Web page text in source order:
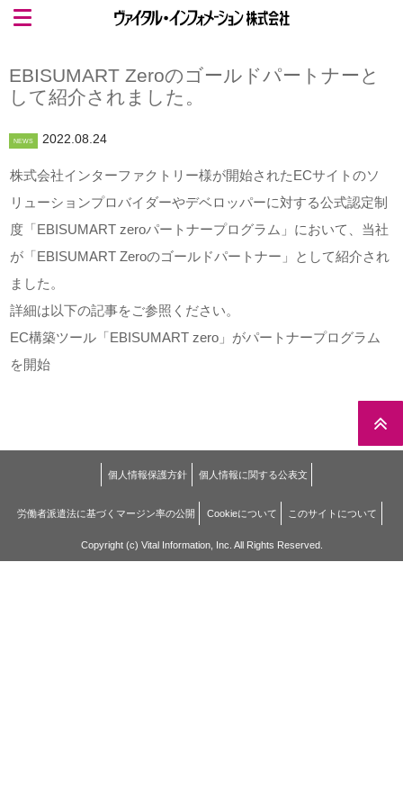
EBISUMART Zeroのゴールドパートナーと
して紹介されました。
NEWS 2022.08.24
株式会社インターファクトリー様が開始されたECサイトのソ
リューションプロバイダーやデベロッパーに対する公式認定制
度「EBISUMART zeroパートナープログラム」において、当社
が「EBISUMART Zeroのゴールドパートナー」として紹介され
ました。
詳細は以下の記事をご参照ください。
EC構築ツール「EBISUMART zero」がパートナープログラム
を開始
個人情報保護方針 個人情報に関する公表文
労働者派遣法に基づくマージン率の公開 Cookieについて このサイトについて
Copyright (c) Vital Information, Inc. All Rights Reserved.